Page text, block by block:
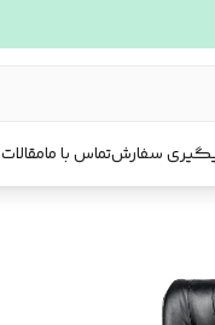
سفارشتماس با مامقالات